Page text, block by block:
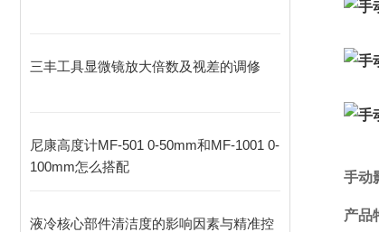
三丰工具显微镜放大倍数及视差的调修
尼康高度计MF-501 0-50mm和MF-1001 0-
100mm怎么搭配
液冷核心部件清洁度的影响因素与精准控
手动
产品